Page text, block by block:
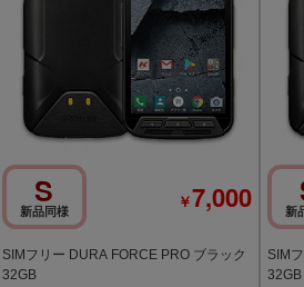
S
新品同様 ￥7,000
SIMフリー DURA FORCE PRO ブラック
32GB
新
SIM
32GB